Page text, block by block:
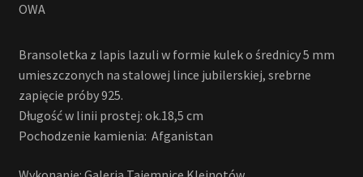
Bransoletka z lapis lazuli w formie kulek o średnicy 5 mm
umieszczonych na stalowej lince jubilerskiej, srebrne
zapięcie próby 925.
Długość w linii prostej: ok.18,5 cm
Pochodzenie kamienia: Afganistan